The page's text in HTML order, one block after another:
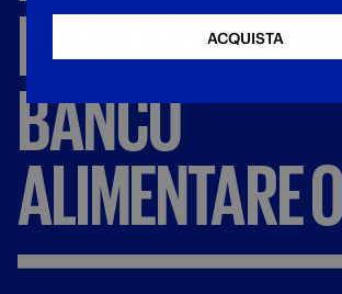
FONDAZIONE
BANCO
ALIMENTARE
ACQUISTA